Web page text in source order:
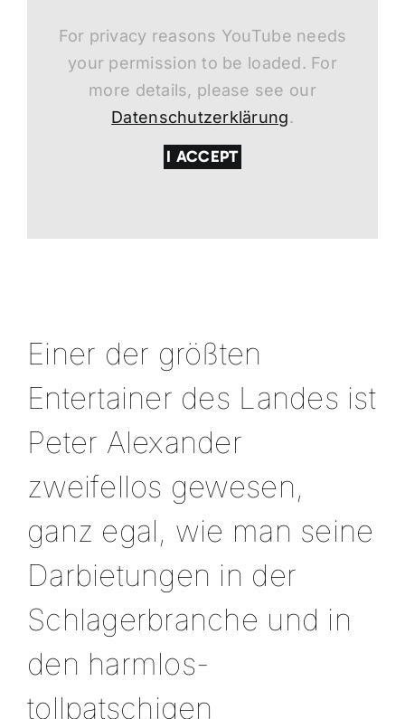
For privacy reasons YouTube needs
your permission to be loaded. For
more details, please see our
Datenschutzerklärung.
I ACCEPT
Einer der größten
Entertainer des Landes ist
Peter Alexander
zweifellos gewesen,
ganz egal, wie man seine
Darbietungen in der
Schlagerbranche und in
den harmlos-
tollpatschigen